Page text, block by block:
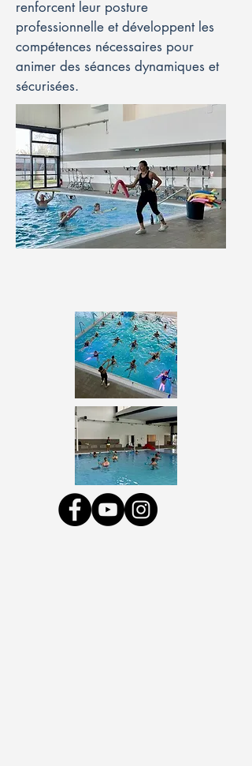
renforcent leur posture
professionnelle et développent les
compétences nécessaires pour
animer des séances dynamiques et
sécurisées.